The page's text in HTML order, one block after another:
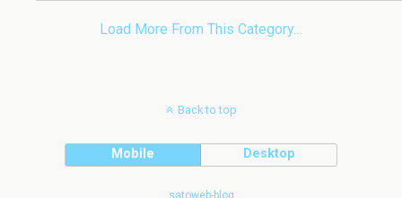
Load More From This Category…
Back to top
Mobile Desktop
satoweb-blog